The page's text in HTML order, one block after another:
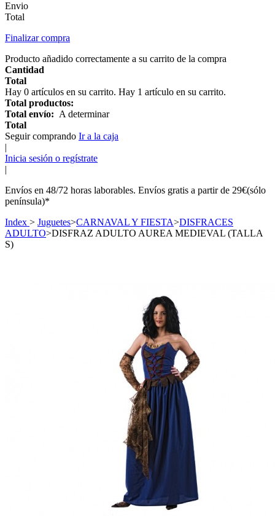
Envio
Total
Finalizar compra
Producto añadido correctamente a su carrito de la compra
Cantidad
Total
Hay 0 artículos en su carrito. Hay 1 artículo en su carrito.
Total productos:
Total envío: A determinar
Total
Seguir comprando Ir a la caja
|
Inicia sesión o regístrate
|
Envíos en 48/72 horas laborables. Envíos gratis a partir de 29€(sólo
península)*
Index > Juguetes>CARNAVAL Y FIESTA>DISFRACES
ADULTO>DISFRAZ ADULTO AUREA MEDIEVAL (TALLA
S)